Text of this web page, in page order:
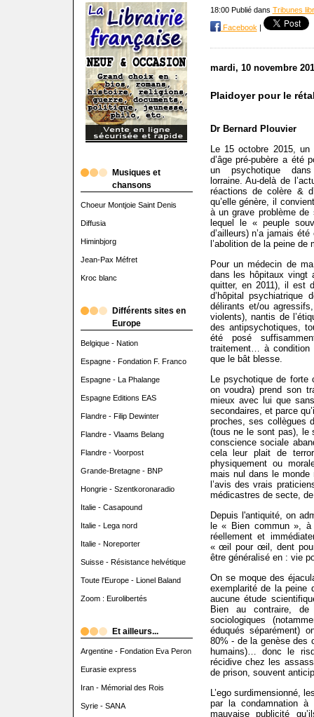
Musiques et
chansons
Choeur Montjoie Saint Denis
Diffusia
Himinbjorg
Jean-Pax Méfret
Kroc blanc
Différents sites en
Europe
Belgique - Nation
Espagne - Fondation F. Franco
Espagne - La Phalange
Espagne Editions EAS
Flandre - Filip Dewinter
Flandre - Vlaams Belang
Flandre - Voorpost
Grande-Bretagne - BNP
Hongrie - Szentkoronaradio
Italie - Casapound
Italie - Lega nord
Italie - Noreporter
Suisse - Résistance helvétique
Toute l'Europe - Lionel Baland
Zoom : Eurolibertés
Et ailleurs...
Argentine - Fondation Eva Peron
Eurasie express
Iran - Mémorial des Rois
Syrie - SANA
18:00 Publié dans Tribunes
Facebook |
mardi, 10 novembre
Plaidoyer pour le
Dr Bernard Plouvier
Le 15 octobre 2015, un
d’âge pré-pubère a été
un psychotique
lorraine. Au-delà de
réactions de colère &
qu’elle génère, il
à un grave problème de
lequel le « peuple
d’ailleurs) n’a jamais
l’abolition de la peine de
Pour un médecin de
dans les hôpitaux vingt
quitter, en 2011), il est
d’hôpital psychiatrique
délirants et/ou
violents), nantis de
des antipsychotiques,
été posé
traitement… à condition
que le bât blesse.
Le psychotique de forte
on voudra) prend son
mieux avec lui que
secondaires, et parce
proches, ses collègues
(tous ne le sont pas), le
conscience sociale
cela leur plait de
physiquement ou
mais nul dans le monde
l’avis des vrais
médicastres de secte,
Depuis l'antiquité, on
le « Bien commun »,
réellement et
« œil pour œil, dent
être généralisé en : vie
On se moque des
exemplarité de la peine
aucune étude
Bien au contraire, de
sociologiques
éduqués séparément)
80% - de la genèse des
humains)… donc le
récidive chez les
de prison, souvent
L’ego surdimensionné,
par la condamnation
mauvaise publicité